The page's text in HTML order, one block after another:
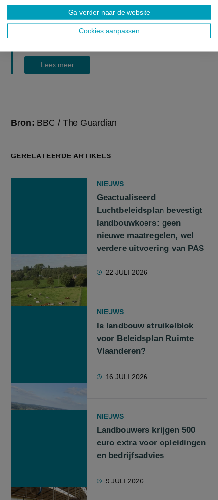
Ga verder naar de website
Cookies aanpassen
hebben, beperken tot een vermogen van één miljoen
pond, inclus...
31 OKTOBER 2024
Lees meer
Bron: BBC / The Guardian
GERELATEERDE ARTIKELS
NIEUWS
Geactualiseerd
Luchtbeleidsplan bevestigt
landbouwkoers: geen
nieuwe maatregelen, wel
verdere uitvoering van PAS
22 JULI 2026
NIEUWS
Is landbouw struikelblok
voor Beleidsplan Ruimte
Vlaanderen?
16 JULI 2026
NIEUWS
Landbouwers krijgen 500
euro extra voor opleidingen
en bedrijfsadvies
9 JULI 2026